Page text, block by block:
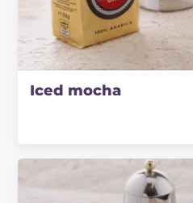
Iced mocha